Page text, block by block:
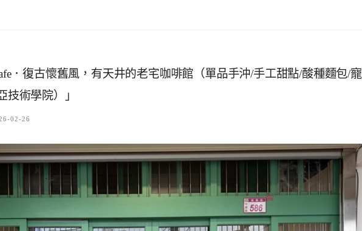
．復古懷舊風，有天井的老宅咖啡館（單品手沖/手工甜點/酸種麵包/寵
技術學院）」
02-26